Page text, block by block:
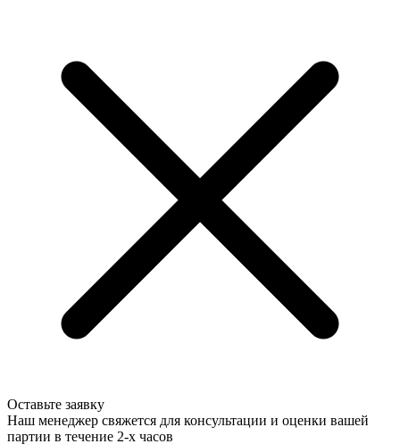
Оставьте заявку
Наш менеджер свяжется для консультации и оценки вашей
партии в течение 2-х часов